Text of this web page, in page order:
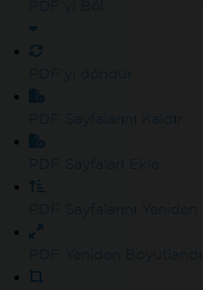
PDF'yi Böl
PDF'yi döndür
PDF Sayfalarını Kaldır
PDF Sayfaları Ekle
PDF Sayfalarını Yeniden
PDF Yeniden Boyutlandır